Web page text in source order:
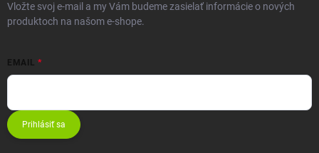
Vložte svoj e-mail a my Vám budeme zasielať informácie o nových
produktoch na našom e-shope.
EMAIL
Prihlásiť sa